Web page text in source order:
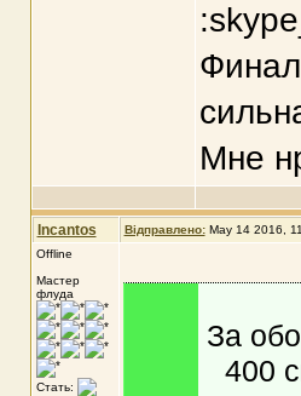
Мне
Incantos Відправлено: May 14 2016,
Offline
Мастер
флуда
Стать:
За
400